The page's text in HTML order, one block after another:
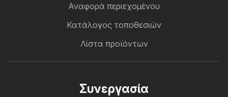
Αναφορά περιεχομένου
Κατάλογος τοποθεσιών
Λίστα προϊόντων
Συνεργασία